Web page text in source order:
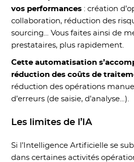
vos performances : création
collaboration, réduction des
sourcing… Vous faites ainsi de
prestataires, plus rapidement.
Cette automatisation
réduction des coûts de
réduction des opérations
d’erreurs (de saisie, d’analyse…).
Les limites de l’IA
Si l’Intelligence Artificielle se
dans certaines activités